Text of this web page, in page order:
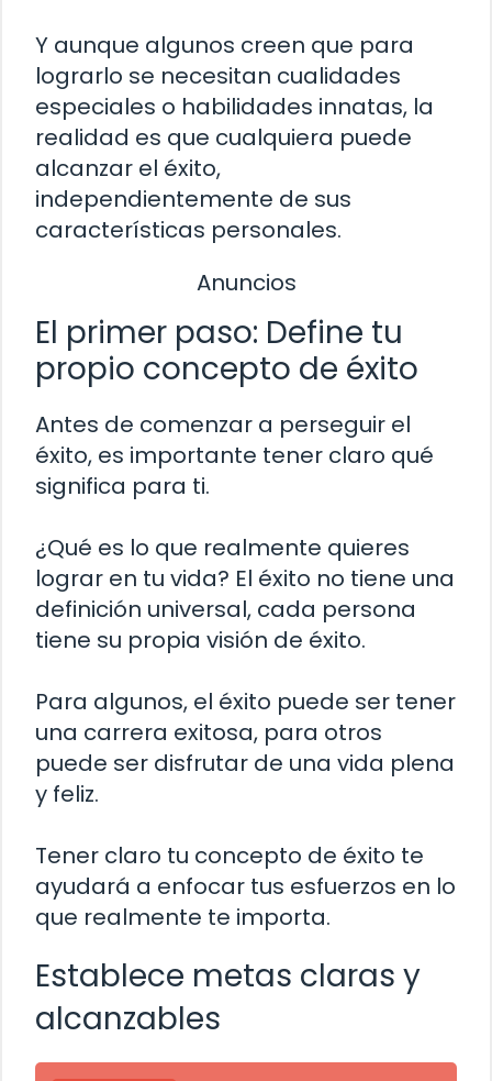
Y aunque algunos creen que para
lograrlo se necesitan cualidades
especiales o habilidades innatas, la
realidad es que cualquiera puede
alcanzar el éxito,
independientemente de sus
características personales.
Anuncios
El primer paso: Define tu
propio concepto de éxito
Antes de comenzar a perseguir el
éxito, es importante tener claro qué
significa para ti.
¿Qué es lo que realmente quieres
lograr en tu vida? El éxito no tiene una
definición universal, cada persona
tiene su propia visión de éxito.
Para algunos, el éxito puede ser tener
una carrera exitosa, para otros
puede ser disfrutar de una vida plena
y feliz.
Tener claro tu concepto de éxito te
ayudará a enfocar tus esfuerzos en lo
que realmente te importa.
Establece metas claras y
alcanzables